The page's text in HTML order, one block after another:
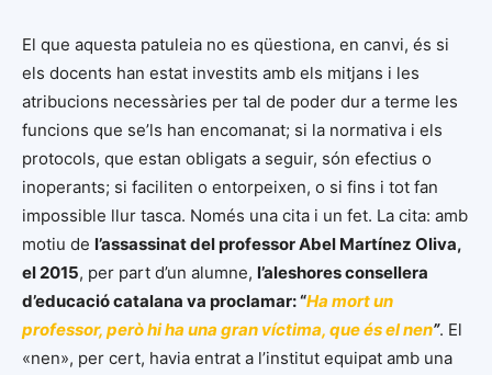
El que aquesta patuleia no es qüestiona, en canvi, és si
els docents han estat investits amb els mitjans i les
atribucions necessàries per tal de poder dur a terme les
funcions que se’ls han encomanat; si la normativa i els
protocols, que estan obligats a seguir, són efectius o
inoperants; si faciliten o entorpeixen, o si fins i tot fan
impossible llur tasca. Només una cita i un fet. La cita: amb
motiu de l’assassinat del professor Abel Martínez Oliva,
el 2015, per part d’un alumne, l’aleshores consellera
d’educació catalana va proclamar: “Ha mort un
professor, però hi ha una gran víctima, que és el nen”. El
«nen», per cert, havia entrat a l’institut equipat amb una